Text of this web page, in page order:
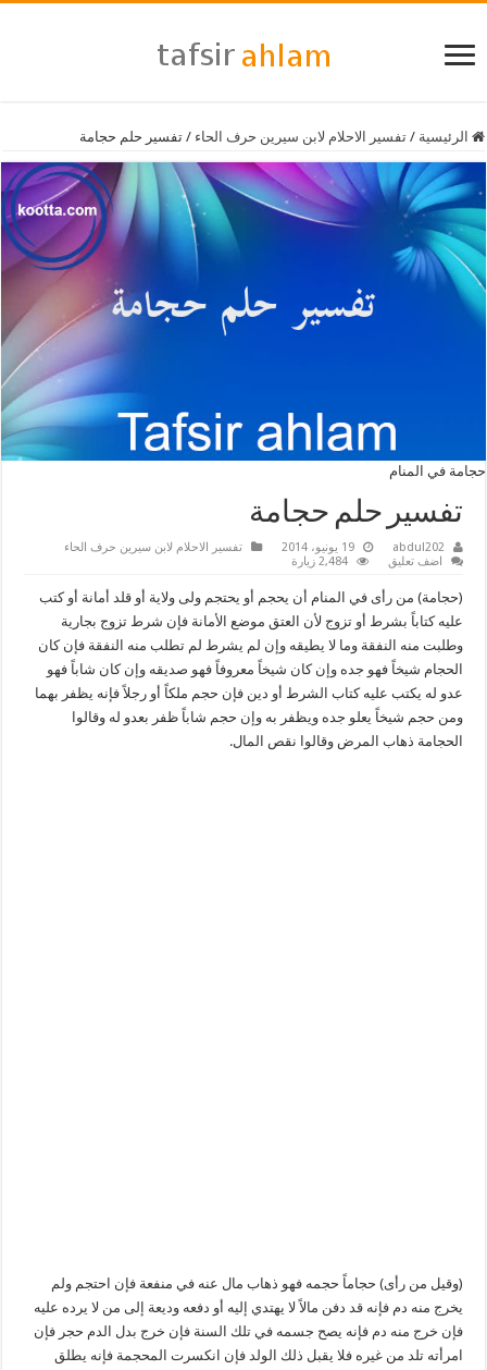
الرئيسية / تفسير الاحلام لابن سيرين حرف الحاء / تفسير حلم حجامة
حجامة في المنام
تفسير حلم حجامة
abdul202 19 يونيو، 2014
تفسير الاحلام لابن سيرين حرف الحاء
اضف تعليق
2,484 زيارة
(حجامة) من رأى في المنام أن يحجم أو يحتجم ولى ولاية أو قلد أمانة أو كتب
عليه كتاباً بشرط أو تزوج لأن العتق موضع الأمانة فإن شرط تزوج بجارية
وطلبت منه النفقة وما لا يطيقه وإن لم يشرط لم تطلب منه النفقة فإن كان
الحجام شيخاً فهو جده وإن كان شيخاً معروفاً فهو صديقه وإن كان شاباً فهو
عدو له يكتب عليه كتاب الشرط أو دين فإن حجم ملكاً أو رجلاً فإنه يظفر بهما
ومن حجم شيخاً يعلو جده ويظفر به وإن حجم شاباً ظفر بعدو له وقالوا
الحجامة ذهاب المرض وقالوا نقص المال.
(وقيل من رأى) حجاماً حجمه فهو ذهاب مال عنه في منفعة فإن احتجم ولم
يخرج منه دم فإنه قد دفن مالاً لا يهتدي إليه أو دفعه وديعة إلى من لا يرده عليه
فإن خرج منه دم فإنه يصح جسمه في تلك السنة فإن خرج بدل الدم حجر فإن
امرأته تلد من غيره فلا يقبل ذلك الولد فإن انكسرت المحجمة فإنه يطلق